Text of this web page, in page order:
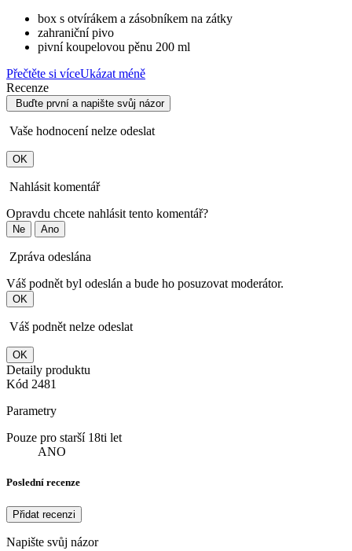
box s otvírákem a zásobníkem na zátky
zahraniční pivo
pivní koupelovou pěnu 200 ml
Přečtěte si víceUkázat méně
Recenze
Buďte první a napište svůj názor
Vaše hodnocení nelze odeslat
OK
Nahlásit komentář
Opravdu chcete nahlásit tento komentář?
Ne Ano
Zpráva odeslána
Váš podnět byl odeslán a bude ho posuzovat moderátor.
OK
Váš podnět nelze odeslat
OK
Detaily produktu
Kód 2481
Parametry
Pouze pro starší 18ti let
ANO
Poslední recenze
Přidat recenzi
Napište svůj názor